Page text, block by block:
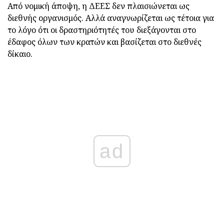
Από νομική άποψη, η ΔΕΕΣ δεν πλαισιώνεται ως
διεθνής οργανισμός. Αλλά αναγνωρίζεται ως τέτοια για
το λόγο ότι οι δραστηριότητές του διεξάγονται στο
έδαφος όλων των κρατών και βασίζεται στο διεθνές
δίκαιο.
ad